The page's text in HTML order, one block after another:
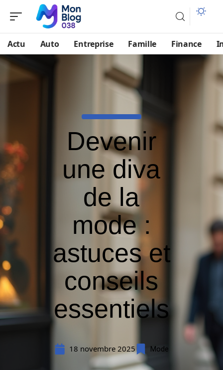
Actu Auto Entreprise Famille Finance
Devenir
une diva
de la
mode :
astuces et
conseils
essentiels
18 novembre 2025 Mode